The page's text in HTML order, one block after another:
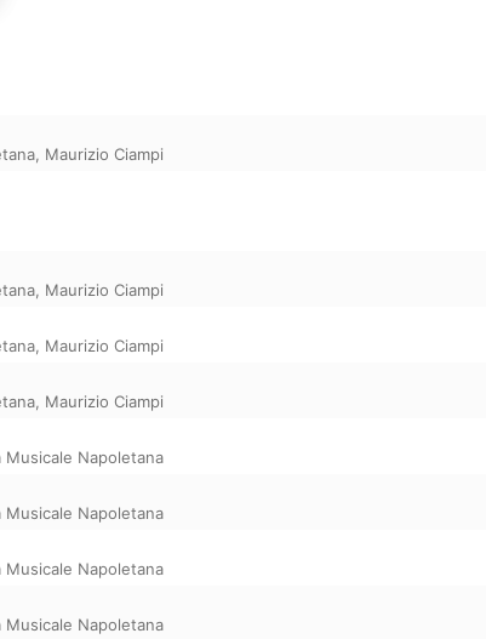
, Maurizio Ciampi
, Maurizio Ciampi
, Maurizio Ciampi
, Maurizio Ciampi
Musicale Napoletana
Musicale Napoletana
Musicale Napoletana
Musicale Napoletana